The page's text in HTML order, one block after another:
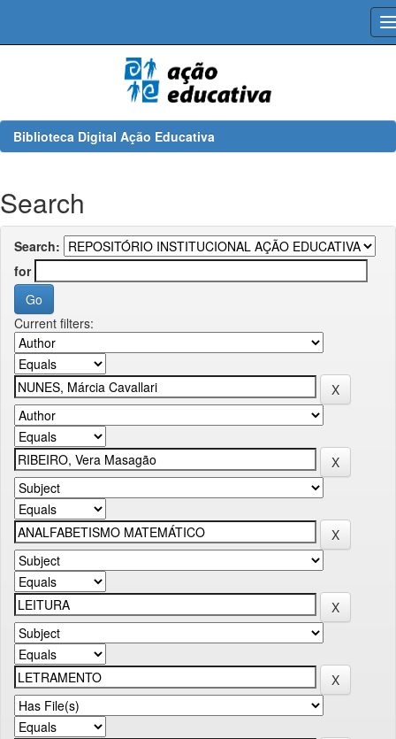
Biblioteca Digital Ação Educativa
Search
Search:
for
Current filters: